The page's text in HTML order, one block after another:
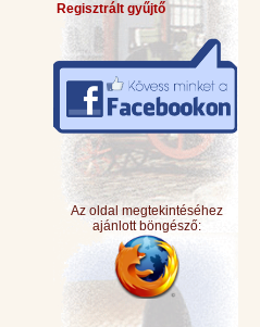
Regisztrált gyűjtő
Az oldal megtekintéséhez
ajánlott böngésző: